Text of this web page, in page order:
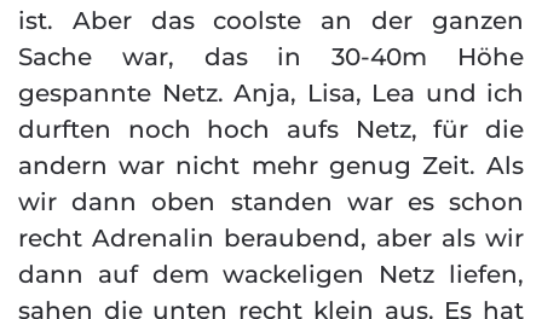
ist. Aber das coolste an der ganzen
Sache war, das in 30-40m Höhe
gespannte Netz. Anja, Lisa, Lea und ich
durften noch hoch aufs Netz, für die
andern war nicht mehr genug Zeit. Als
wir dann oben standen war es schon
recht Adrenalin beraubend, aber als wir
dann auf dem wackeligen Netz liefen,
sahen die unten recht klein aus. Es hat